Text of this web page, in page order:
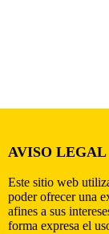
AVISO LEGAL
Este sitio web
poder ofrecer una
afines a sus
forma expresa el